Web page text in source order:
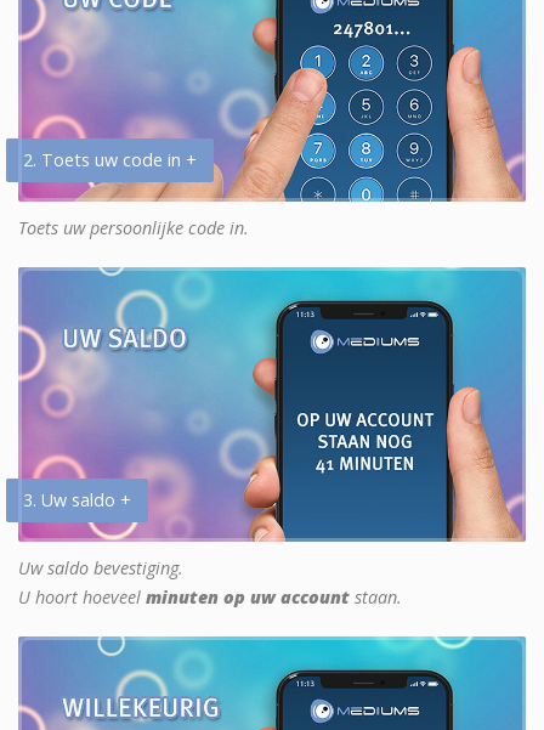
2. Toets uw code in +
Toets uw persoonlijke code in.
3. Uw saldo +
Uw saldo bevestiging.
U hoort hoeveel minuten op uw account staan.